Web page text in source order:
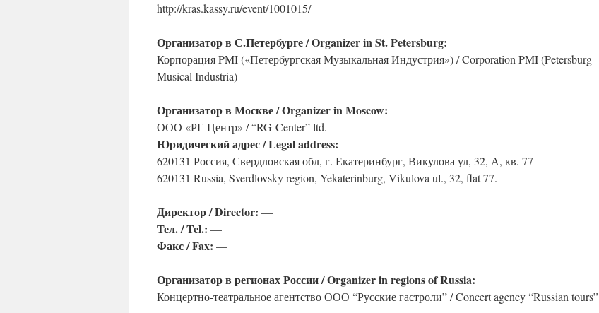
http://kras.kassy.ru/event/1001015/
Организатор в С.Петербурге / Organizer in St. Petersburg:
Корпорация PMI («Петербургская Музыкальная Индустрия») / Corporation PMI (Petersburg
Musical Industria)
Организатор в Москве / Organizer in Moscow:
ООО «РГ-Центр» / “RG-Center” ltd.
Юридический адрес / Legal address:
620131 Россия, Свердловская обл, г. Екатеринбург, Викулова ул, 32, А, кв. 77
620131 Russia, Sverdlovsky region, Yekaterinburg, Vikulova ul., 32, flat 77.
Директор / Director: —
Тел. / Tel.: —
Факс / Fax: —
Организатор в регионах России / Organizer in regions of Russia:
Концертно-театральное агентство ООО “Русские гастроли” / Concert agency “Russian tours”